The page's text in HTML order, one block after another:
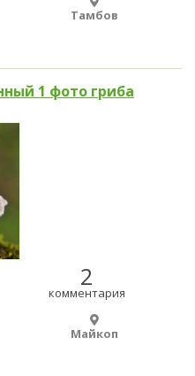
Тамбов
1 фото гриба
2
комментария
Майкоп